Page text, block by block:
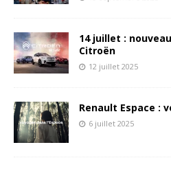
14 juillet :
Citroën
12 juillet 2025
Renault Espace :
6 juillet 2025